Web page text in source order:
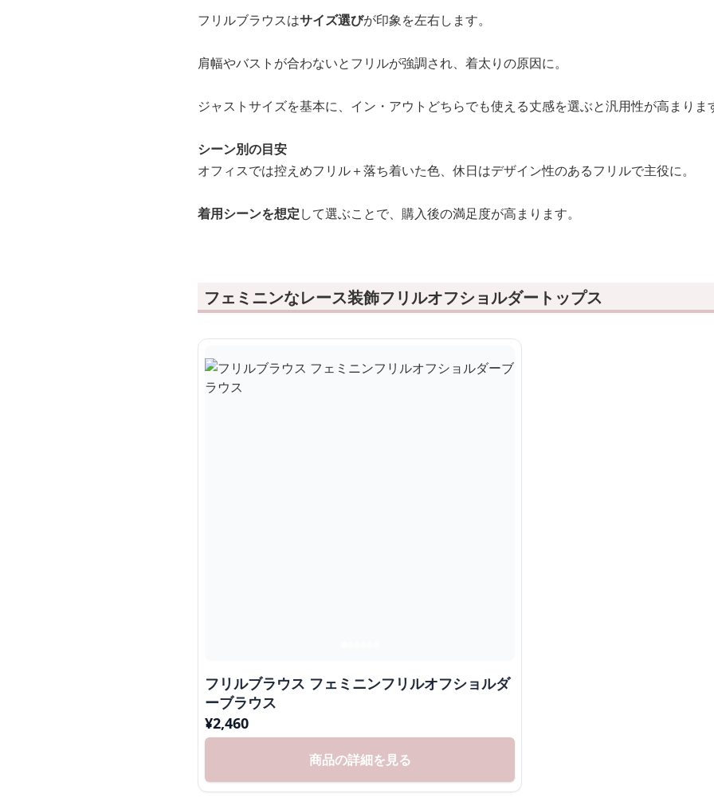
フリルブラウスはサイズ選びが印象を左右します。
肩幅やバストが合わないとフリルが強調され、着太りの原因に。
ジャストサイズを基本に、イン・アウトどちらでも使える丈感を選ぶと汎用性が高まりま
シーン別の目安
オフィスでは控えめフリル＋落ち着いた色、休日はデザイン性のあるフリルで主役に。
着用シーンを想定して選ぶことで、購入後の満足度が高まります。
フェミニンなレース装飾フリルオフショルダートップス
フリルブラウス フェミニンフリルオフショルダ
ーブラウス
¥2,460
商品の詳細を見る